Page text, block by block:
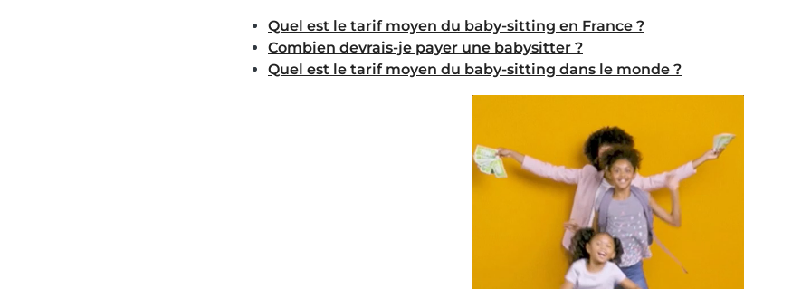
Quel est le tarif moyen du baby-sitting en France ?
Combien devrais-je payer une babysitter ?
Quel est le tarif moyen du baby-sitting dans le monde ?